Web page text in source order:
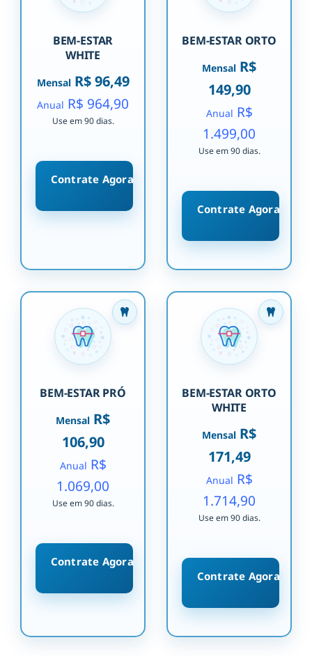
BEM-ESTAR
WHITE
MensalR$ 96,49
Anual R$ 964,90
Use em 90 dias.
Contrate Agora
BEM-ESTAR ORTO
Mensal R$
149,90
Anual R$
1.499,00
Use em 90 dias.
Contrate Agora
BEM-ESTAR PRÓ
Mensal R$
106,90
Anual R$
1.069,00
Use em 90 dias.
Contrate Agora
BEM-ESTAR ORTO
WHITE
Mensal R$
171,49
Anual R$
1.714,90
Use em 90 dias.
Contrate Agora